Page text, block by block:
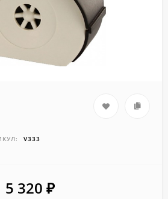
V333
5 320 ₽